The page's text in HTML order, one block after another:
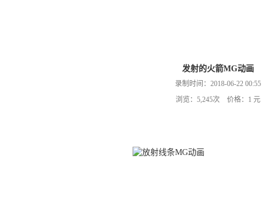
发射的火箭MG动画
录制时间：2018-06-22 00:55
浏览：5,245次 价格：1 元